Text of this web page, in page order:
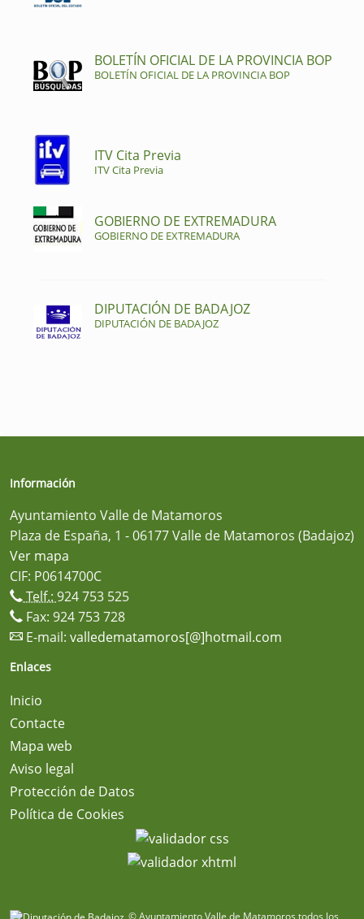
BOLETÍN OFICIAL DE LA PROVINCIA BOP
BOLETÍN OFICIAL DE LA PROVINCIA BOP
ITV Cita Previa
ITV Cita Previa
GOBIERNO DE EXTREMADURA
GOBIERNO DE EXTREMADURA
DIPUTACIÓN DE BADAJOZ
DIPUTACIÓN DE BADAJOZ
Información
Ayuntamiento Valle de Matamoros
Plaza de España, 1 - 06177 Valle de Matamoros (Badajoz)
Ver mapa
CIF: P0614700C
Telf.: 924 753 525
Fax: 924 753 728
E-mail: valledematamoros[@]hotmail.com
Enlaces
Inicio
Contacte
Mapa web
Aviso legal
Protección de Datos
Política de Cookies